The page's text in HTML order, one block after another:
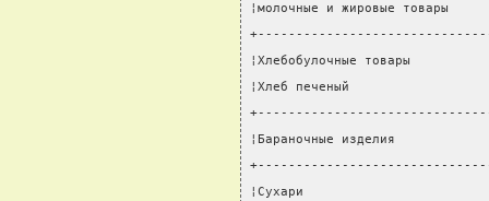
¦молочные и жировые
¦Хлебобулочные
¦Хлеб печеный
¦Бараночные изделия
¦Сухари